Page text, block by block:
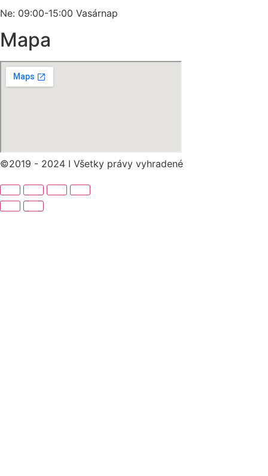
Ne: 09:00-15:00 Vasárnap
Mapa
©2019 - 2024 I Všetky právy vyhradené